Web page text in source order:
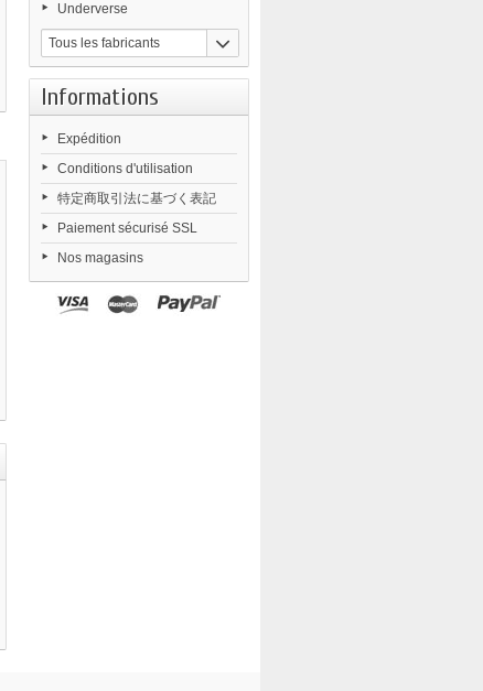
Underverse
Tous les fabricants
Informations
Expédition
Conditions d'utilisation
特定商取引法に基づく表記
Paiement sécurisé SSL
Nos magasins